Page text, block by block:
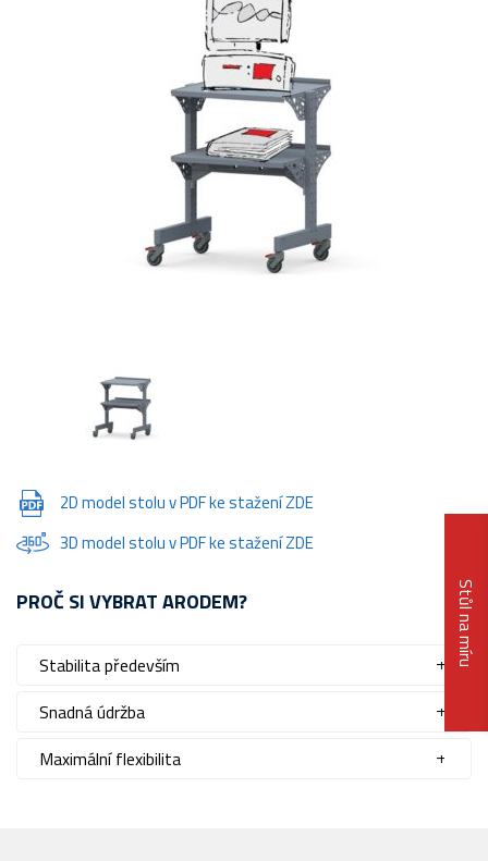
Stůl na míru
2D model stolu v PDF ke stažení ZDE
3D model stolu v PDF ke stažení ZDE
PROČ SI VYBRAT ARODEM?
Stabilita především
Snadná údržba
Maximální flexibilita